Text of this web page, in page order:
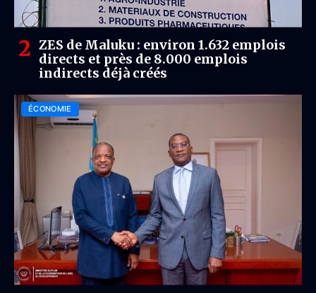
ZES de Maluku : environ 1.632 emplois
directs et près de 8.000 emplois
indirects déjà créés
ÉCONOMIE